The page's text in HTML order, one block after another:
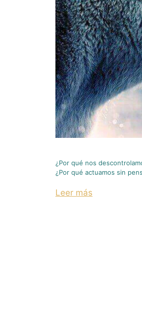
¿Por qué nos
¿Por qué actuamos sin
Leer más